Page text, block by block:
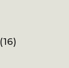
(16)